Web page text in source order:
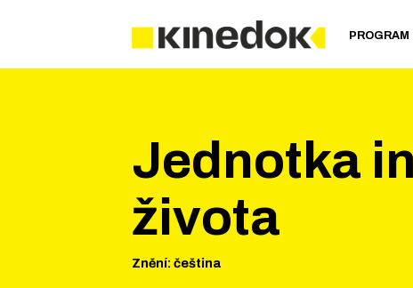
PROGRAM
Jednotka
života
Znění: čeština